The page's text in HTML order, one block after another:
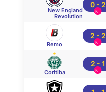
New England
Revolution
0 - 2
KT
Remo
2 - 2
KT
Coritiba
2 - 1
KT